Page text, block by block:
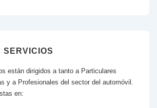
SERVICIOS
están dirigidos a tanto a Particulares
y a Profesionales del sector del automóvil.
en: